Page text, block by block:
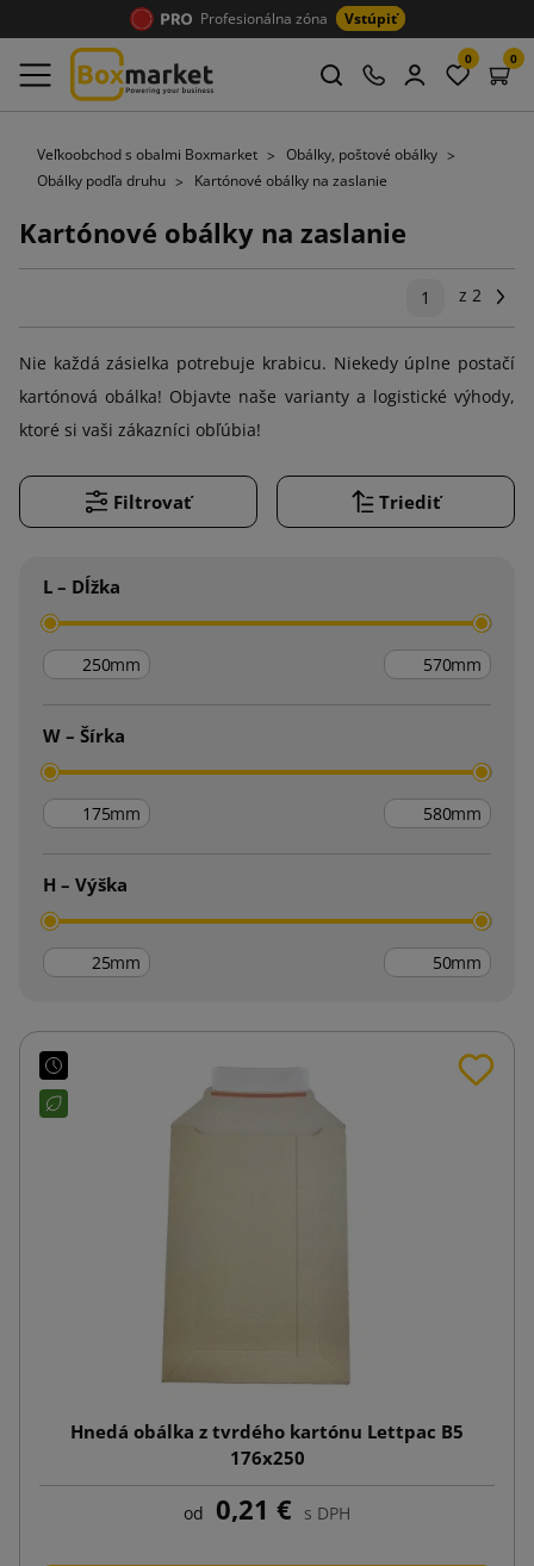
Profesionálna zóna Vstúpiť
0 0
Veľkoobchod s obalmi Boxmarket
Obálky, poštové obálky
Obálky podľa druhu
Kartónové obálky na zaslanie
Kartónové obálky na zaslanie
1 z 2
Nie každá zásielka potrebuje krabicu. Niekedy úplne postačí
kartónová obálka! Objavte naše varianty a logistické výhody,
ktoré si vaši zákazníci obľúbia!
Filtrovať Triediť
L – Dĺžka
mm mm
W – Šírka
mm mm
H – Výška
mm mm
Hnedá obálka z tvrdého kartónu Lettpac B5
176x250
od 0,21 € s DPH